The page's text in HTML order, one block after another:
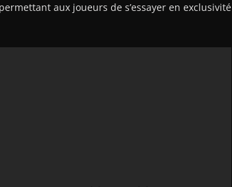
aux joueurs de s’essayer en exclusivité